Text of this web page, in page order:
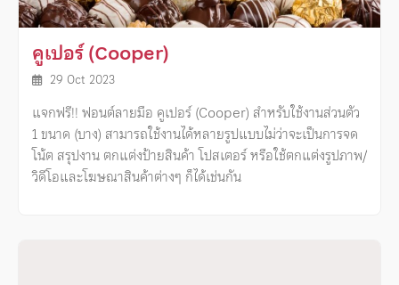
คูเปอร์ (Cooper)
29 Oct 2023
แจกฟรี!! ฟอนต์ลายมือ คูเปอร์ (Cooper) สำหรับใช้งานส่วนตัว
1 ขนาด (บาง) สามารถใช้งานได้หลายรูปแบบไม่ว่าจะเป็นการจด
โน้ต สรุปงาน ตกแต่งป้ายสินค้า โปสเตอร์ หรือใช้ตกแต่งรูปภาพ/
วิดีโอและโฆษณาสินค้าต่างๆ ก็ได้เช่นกัน